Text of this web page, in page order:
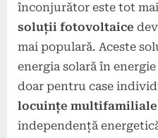
înconjurător este tot
soluții fotovoltaice
mai populară. Aceste
energia solară în
doar pentru case
locuințe multifamiliale
independență